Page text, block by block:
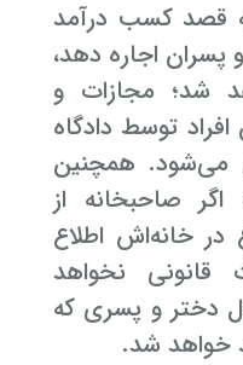
قصد کسب درآمد
پسران اجاره دهد،
شد؛ مجازات و
توسط دادگاه
می‌شود. همچنین
صاحبخانه از
در خانه‌اش اطلاع
قانونی نخواهد
دختر و پسری که
خواهد شد.